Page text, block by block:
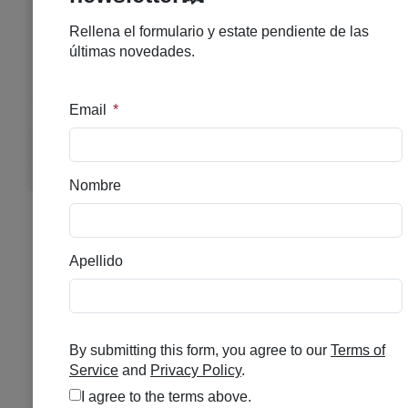
REMESCAR REDUCTOR DE
POROS 20 ML
Se el primero en puntuar
Disponible
32,45€